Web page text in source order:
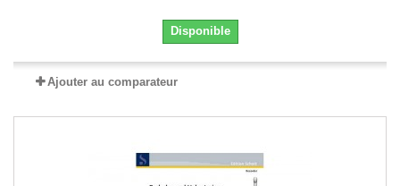
Disponible
Ajouter au comparateur